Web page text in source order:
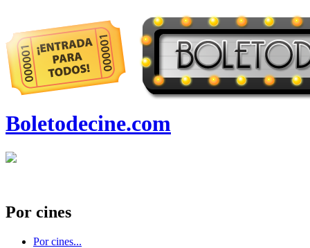
Boletodecine.com
Por cines
Por cines...